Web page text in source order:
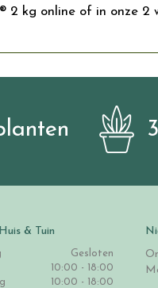
2 kg online of in onze 2
& Tuin
Gesloten
10:00 - 18:00
10:00 - 18:00